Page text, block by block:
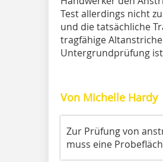
Test allerdings nicht
und die tatsächliche
tragfähige
Untergrundprüfung ist
Von Michelle Hardy
Zur Prüfung von
muss eine